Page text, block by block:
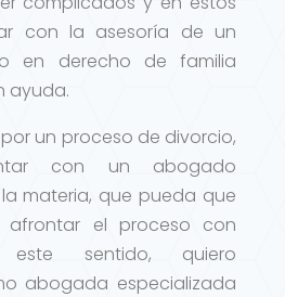
con la asesoría de un
en derecho de familia
ayuda.
un proceso de divorcio,
con un abogado
materia, que pueda que
afrontar el proceso con
este sentido, quiero
abogada especializada